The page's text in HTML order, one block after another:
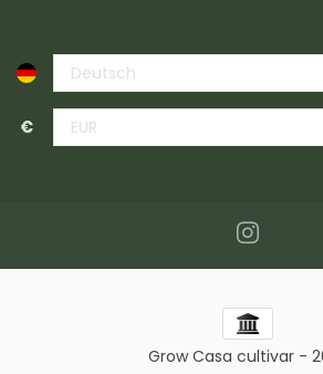
€
Grow Casa cultivar -